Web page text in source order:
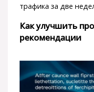
трафика за две
Как улучшить
рекомендации